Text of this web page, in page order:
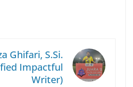
Ghifari, S.Si.
Impactful
Writer)